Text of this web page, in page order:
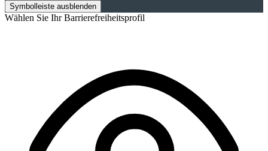
Symbolleiste ausblenden
Wählen Sie Ihr Barrierefreiheitsprofil